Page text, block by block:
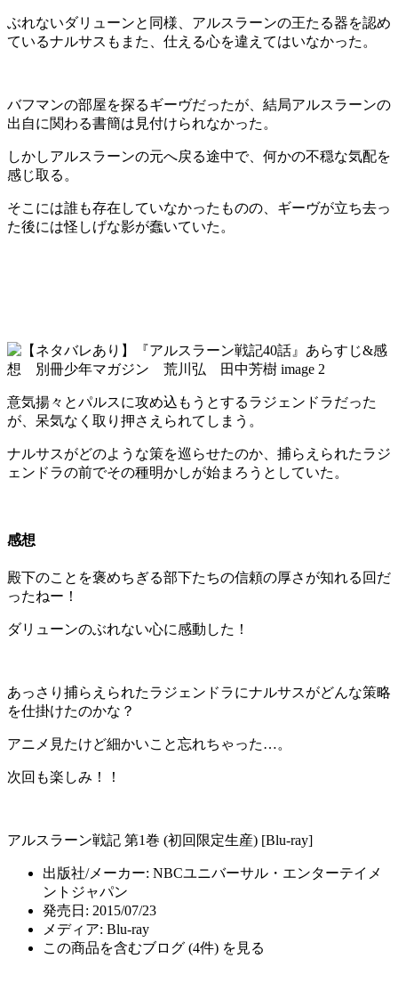
ぶれないダリューンと同様、アルスラーンの王たる器を認め
ているナルサスもまた、仕える心を違えてはいなかった。
バフマンの部屋を探るギーヴだったが、結局アルスラーンの
出自に関わる書簡は見付けられなかった。
しかしアルスラーンの元へ戻る途中で、何かの不穏な気配を
感じ取る。
そこには誰も存在していなかったものの、ギーヴが立ち去っ
た後には怪しげな影が蠢いていた。
意気揚々とパルスに攻め込もうとするラジェンドラだった
が、呆気なく取り押さえられてしまう。
ナルサスがどのような策を巡らせたのか、捕らえられたラジ
ェンドラの前でその種明かしが始まろうとしていた。
感想
殿下のことを褒めちぎる部下たちの信頼の厚さが知れる回だ
ったねー！
ダリューンのぶれない心に感動した！
あっさり捕らえられたラジェンドラにナルサスがどんな策略
を仕掛けたのかな？
アニメ見たけど細かいこと忘れちゃった…。
次回も楽しみ！！
アルスラーン戦記 第1巻 (初回限定生産) [Blu-ray]
出版社/メーカー: NBCユニバーサル・エンターテイメ
ントジャパン
発売日: 2015/07/23
メディア: Blu-ray
この商品を含むブログ (4件) を見る